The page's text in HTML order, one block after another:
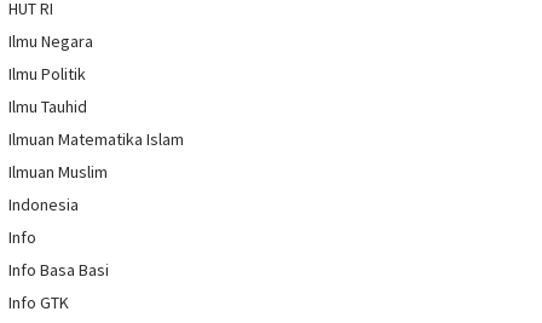
HUT RI
Ilmu Negara
Ilmu Politik
Ilmu Tauhid
Ilmuan Matematika Islam
Ilmuan Muslim
Indonesia
Info
Info Basa Basi
Info GTK